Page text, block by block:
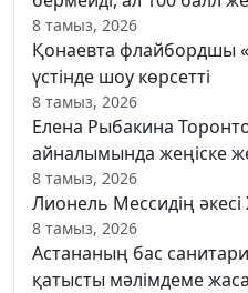
8 тамыз, 2026
Қонаевта флайбордшы
үстінде шоу көрсетті
8 тамыз, 2026
Елена Рыбакина
айналымында жеңіске
8 тамыз, 2026
Лионель Мессидің
8 тамыз, 2026
Астананың бас
қатысты мәлімдеме